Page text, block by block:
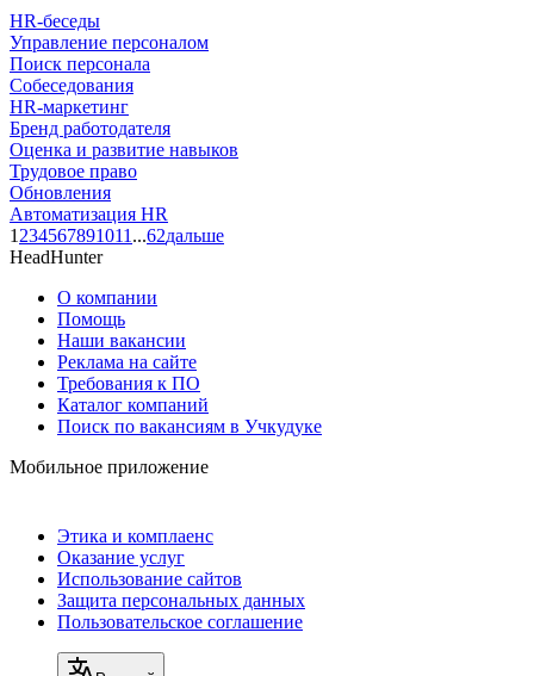
HR-беседы
Управление персоналом
Поиск персонала
Собеседования
HR-маркетинг
Бренд работодателя
Оценка и развитие навыков
Трудовое право
Обновления
Автоматизация HR
1 234567891011 ...62дальше
HeadHunter
О компании
Помощь
Наши вакансии
Реклама на сайте
Требования к ПО
Каталог компаний
Поиск по вакансиям в Учкудуке
Мобильное приложение
Этика и комплаенс
Оказание услуг
Использование сайтов
Защита персональных данных
Пользовательское соглашение